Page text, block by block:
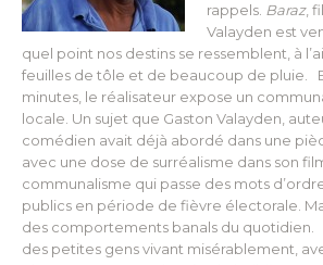
rappels. Baraz,
Valayden est
quel point nos destins se ressemblent, à
feuilles de tôle et de beaucoup de pluie.
minutes, le réalisateur expose un
locale. Un sujet que Gaston Valayden,
comédien avait déjà abordé dans une
avec une dose de surréalisme dans son
communalisme qui passe des mots
publics en période de fièvre électorale.
des comportements banals du quotidien.
oversee
des petites gens vivant misérablement,